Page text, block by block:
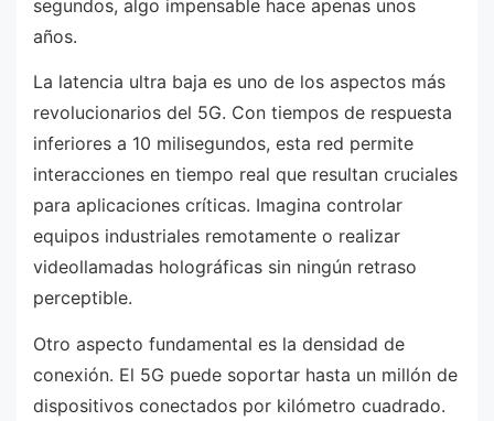
segundos, algo impensable hace apenas unos
años.
La latencia ultra baja es uno de los aspectos más
revolucionarios del 5G. Con tiempos de respuesta
inferiores a 10 milisegundos, esta red permite
interacciones en tiempo real que resultan cruciales
para aplicaciones críticas. Imagina controlar
equipos industriales remotamente o realizar
videollamadas holográficas sin ningún retraso
perceptible.
Otro aspecto fundamental es la densidad de
conexión. El 5G puede soportar hasta un millón de
dispositivos conectados por kilómetro cuadrado.